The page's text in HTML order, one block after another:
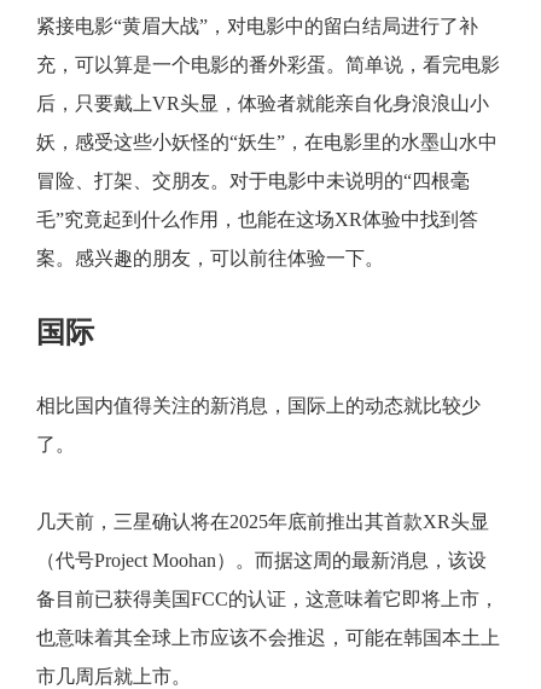
紧接电影“黄眉大战”，对电影中的留白结局进行了补
充，可以算是一个电影的番外彩蛋。简单说，看完电影
后，只要戴上VR头显，体验者就能亲自化身浪浪山小
妖，感受这些小妖怪的“妖生”，在电影里的水墨山水中
冒险、打架、交朋友。对于电影中未说明的“四根毫
毛”究竟起到什么作用，也能在这场XR体验中找到答
案。感兴趣的朋友，可以前往体验一下。
国际
相比国内值得关注的新消息，国际上的动态就比较少
了。
几天前，三星确认将在2025年底前推出其首款XR头显
（代号Project Moohan）。而据这周的最新消息，该设
备目前已获得美国FCC的认证，这意味着它即将上市，
也意味着其全球上市应该不会推迟，可能在韩国本土上
市几周后就上市。